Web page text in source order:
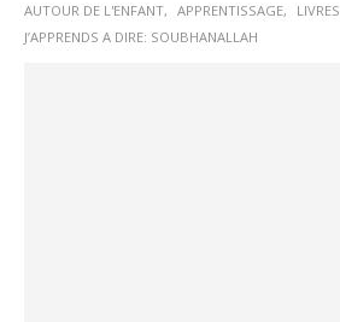
AUTOUR DE L'ENFANT, APPRENTISSAGE,
LIVRES
J’APPRENDS A DIRE: SOUBHANALLAH